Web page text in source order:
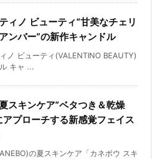
ィノ ビューティ“甘美なチェリ
ンバー”の新作キャンドル
ノ ビューティ(VALENTINO BEAUTY)
キャ ...
スキンケア”ベタつき＆乾燥
アプローチする新感覚フェイス
の夏スキンケア「カネボウ スキ